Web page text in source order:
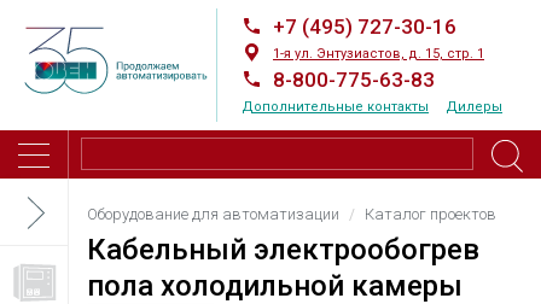
+7 (495) 727-30-16
1-я ул. Энтузиастов, д. 15, стр. 1
8-800-775-63-83
Дополнительные контакты Дилеры
Оборудование для автоматизации Каталог проектов
Кабельный электрообогрев
пола холодильной камеры